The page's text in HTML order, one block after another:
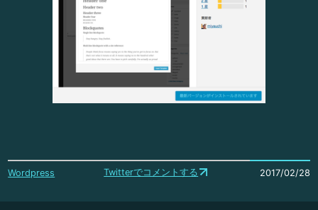
Wordpress Twitterでコメントする 2017/02/28